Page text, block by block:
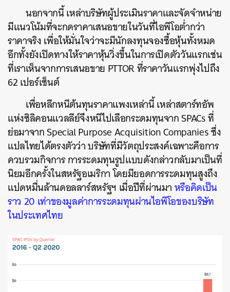
นอกจากนี้ เหล่าบริษัทผู้ประเมินราคาและจัดจำหน่าย
มีแนวโน้มที่จะกดราคาเสนอขายในวันที่ไอพีโอต่ำกว่า
ราคาจริง เพื่อให้มั่นใจว่าจะมีนักลงทุนจองซื้อหุ้นทั้งหมด
อีกทั้งยังเปิดทางให้ราคาหุ้นวิ่งขึ้นในการเปิดตัววันแรกเช่น
ที่เราเห็นจากการเสนอขาย PTTOR ที่ราคาวันแรกพุ่งไปถึง
62 เปอร์เซ็นต์
เพื่อหลีกหนีต้นทุนราคาแพงเหล่านี้ เหล่าสตาร์ทอัพ
แห่งซิลิคอนแวลลีย์จึงหนีไปเลือกระดมทุนจาก SPACs ที่
ย่อมาจาก Special Purpose Acquisition Companies ซึ่ง
แปลไทยได้ตรงตัวว่า บริษัทที่มีวัตถุประสงค์เฉพาะคือการ
ควบรวมกิจการ การระดมทุนรูปแบบดังกล่าวกลับมาเป็นที่
นิยมอีกครั้งในสหรัฐอเมริกา โดยมียอดการระดมทุนสูงถึง
แปดหมื่นล้านดอลลาร์สหรัฐฯ เมื่อปีที่ผ่านมาหรือคิดเป็น
ราว 20 เท่าของมูลค่าการระดมทุนผ่านไอพีโอของบริษัท
ในประเทศไทย